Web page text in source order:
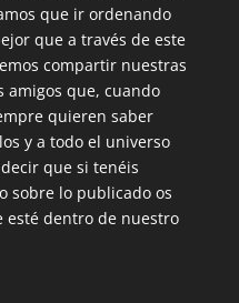
que ir ordenando
que a través de este
compartir nuestras
amigos que, cuando
quieren saber
y a todo el universo
que si tenéis
sobre lo publicado os
esté dentro de nuestro